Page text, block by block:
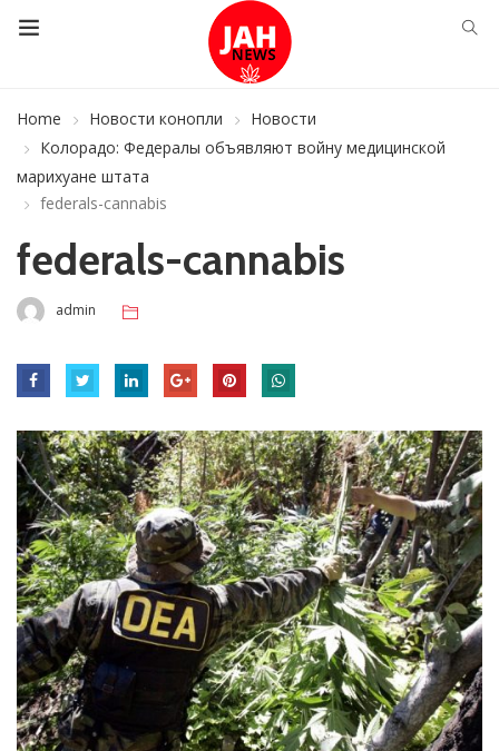
Home Новости конопли
Новости
Колорадо: Федералы объявляют войну медицинской
марихуане штата
federals-cannabis
federals-cannabis
admin